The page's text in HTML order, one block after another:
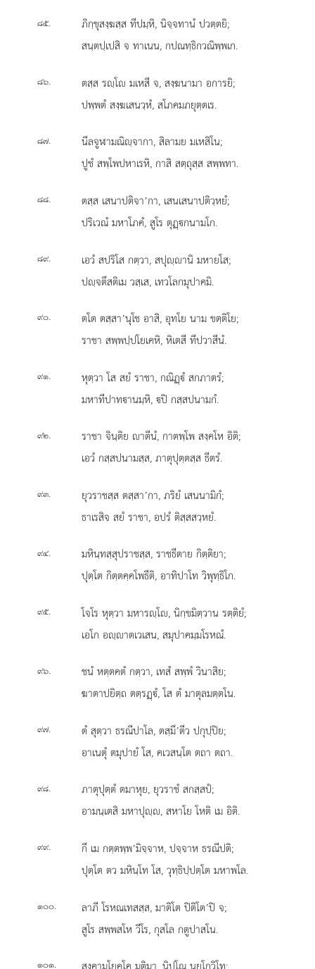
๘๕.
ภิกฺขุสงฺฆสฺส ทีปมฺหิ, นิจฺจทานํ ปวตฺตยิ;
สนฺตปฺเปสิ จ ทาเนน, กปณทฺธิกวณิพฺพเก.
๘๖.
ตสฺส รฺโ มเหสี จ, สงฺฆนามา อการยิ;
ปพฺพตํ สงฺฆเสนวฺหํ, สโภคมภยุตฺตเร.
๘๗.
นีลจูฬามณิฺจากา, สิลามย มเหสิโน;
ปูชํ สพฺโพปหาเรหิ, กาสิ สตฺถุสฺส สพฺพทา.
๘๘.
ตสฺส เสนาปติจา’กา, เสนเสนาปติวฺหยํ;
ปริเวณํ มหาโภคํ, สูโร ตุฏฺกนามโก.
๘๙.
เอวํ สปริโส กตฺวา, สปุฺานิ มหายโส;
ปฺจตึสติเม วสฺเส, เทวโลกมุปาคมิ.
๙๐.
ตโต ตสฺสา’นุโช อาสิ, อุทโย นาม ขตฺติโย;
ราชา สพฺพปฺปโยเคหิ, หิเตสี ทีปวาสีนํ.
๙๑.
หุตฺวา โส สยํ ราชา, กณิฏฺํ สกภาตรํ;
มหาทีปาทานมฺหิ, ปิ กสฺสปนามกํ.
๙๒.
ราชา จินฺติย าตีนํ, กาตพฺโพ สงฺคโห อิติ;
เอวํ กสฺสปนามสฺส, ภาตุปุตฺตสฺส ธีตรํ.
๙๓.
ยุวราชสฺส ตสฺสา’กา, ภริยํ เสนนามิกํ;
ธาเรสิจ สยํ ราชา, อปรํ ติสฺสสวฺหยํ.
๙๔.
มหินฺทสฺสุปราชสฺส, ราชธีตาย กิตฺติยา;
ปุตฺโต กิตฺตคฺคโพธีติ, อาทิปาโท วิพุทฺธิโก.
๙๕.
โจโร หุตฺวา มหารฺโ, นิกฺขมิตฺวาน รตฺติยํ;
เอโก อฺาตเวเสน, สมุปาคมฺมโรหณํ.
๙๖.
ชนํ หตฺตคตํ กตฺวา, เทสํ สพฺพํ วินาสิย;
ฆาตาปยิตฺถ ตตฺรฏฺํ, โส ตํ มาตุลมตฺตโน.
๙๗.
ตํ สุตฺวา ธรณีปาโล, ตสฺมึ’ตีว ปกุปฺปิย;
อาเนตุํ ตมุปายํ โส, คเวสนฺโต ตถา ตถา.
๙๘.
ภาตุปุตฺตํ ตมาหุย, ยุวราชํ สกสฺสปํ;
อามนฺเตสิ มหาปุฺ, สหาโย โหติ เม อิติ.
๙๙. กึ เม กตฺตพฺพ’มิจฺจาห, ปจฺจาห ธรณีปติ;
ปุตฺโต ตว มหินฺโท โส, วุทฺธิปฺปตฺโต มหาพโล.
๑๐๐.
ลาภี โรหณเทสสฺส, มาติโต ปิติโต’ปิ จ;
สูโร สพฺพสโห วีโร, กุสโล กตูปาสโน.
๑๐๑.